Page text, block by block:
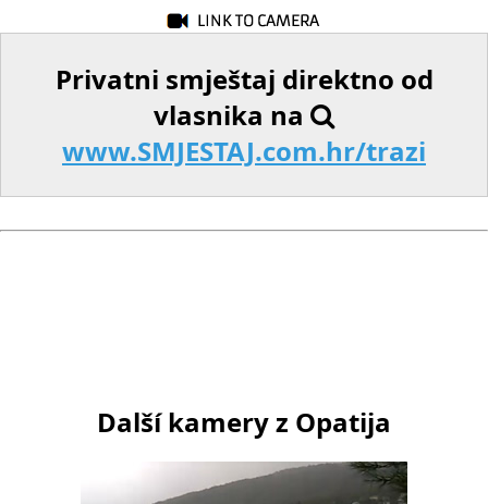
Privatni smještaj direktno od
vlasnika na
www.SMJESTAJ.com.hr/trazi
Další kamery z Opatija